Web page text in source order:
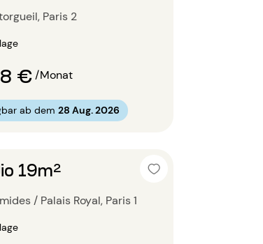
Paris 2
€/Monat
ab dem 28 Aug. 2026
19m²
/ Palais Royal, Paris 1